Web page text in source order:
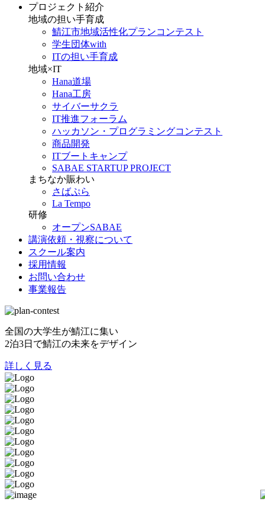
プロジェクト紹介
地域の担い手育成
鯖江市地域活性化プランコンテスト
学生団体with
ITの担い手育成
地域×IT
Hana道場
Hana工房
サイバーサクラ
IT推進フォーラム
ハッカソン・プログラミングコンテスト
商品開発
ITブートキャンプ
SABAE STARTUP PROJECT
まちなか賑わい
さばぷら
La Tempo
研修
オープンSABAE
講演依頼・視察について
スクール案内
採用情報
お問い合わせ
事業報告
全国の大学生が鯖江に集い
2泊3日で鯖江の未来をデザイン
詳しく見る